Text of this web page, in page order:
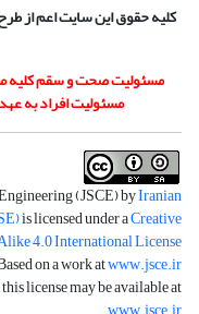
کلیه حقوق این سایت اعم از
مسئولیت صحت و سقم کلیه
مسئولیت افراد به
(JSCE) byIranian
is licensed under aCreative
4.0 International License
on a work atwww.jsce.ir
license may be available at